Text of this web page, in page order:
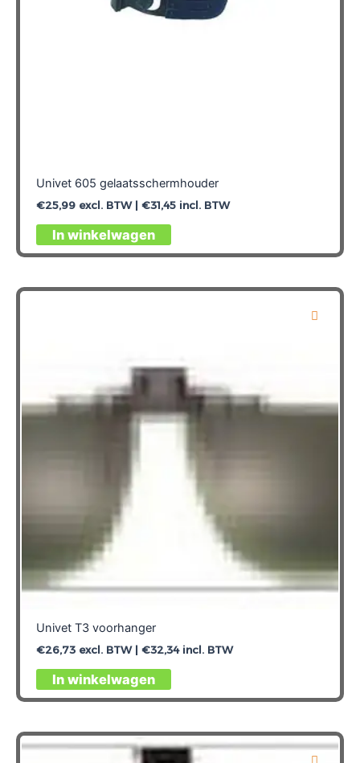
Univet 605 gelaatsschermhouder
€25,99excl. BTW | €31,45incl. BTW
In winkelwagen
Univet T3 voorhanger
€26,73excl. BTW | €32,34incl. BTW
In winkelwagen